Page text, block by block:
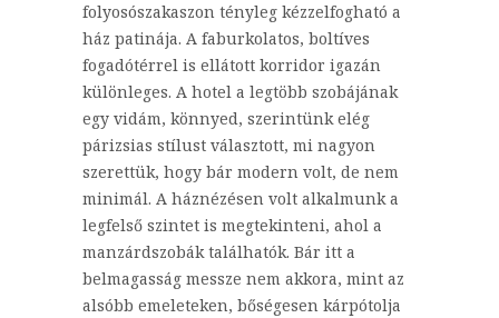
folyosószakaszon tényleg kézzelfogható a
ház patinája. A faburkolatos, boltíves
fogadótérrel is ellátott korridor igazán
különleges. A hotel a legtöbb szobájának
egy vidám, könnyed, szerintünk elég
párizsias stílust választott, mi nagyon
szerettük, hogy bár modern volt, de nem
minimál. A háznézésen volt alkalmunk a
legfelső szintet is megtekinteni, ahol a
manzárdszobák találhatók. Bár itt a
belmagasság messze nem akkora, mint az
alsóbb emeleteken, bőségesen kárpótolja